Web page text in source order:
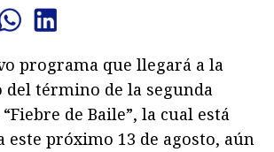
programa que llegará a la
del término de la segunda
de Baile”, la cual está
este próximo 13 de agosto, aún